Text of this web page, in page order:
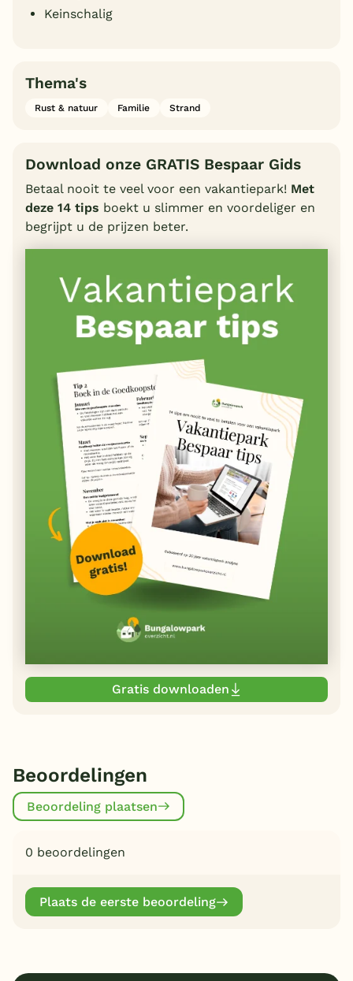
Keinschalig
Thema's
Rust & natuur Familie Strand
Download onze GRATIS Bespaar Gids
Betaal nooit te veel voor een vakantiepark! Met
deze 14 tips boekt u slimmer en voordeliger en
begrijpt u de prijzen beter.
Gratis downloaden
Beoordelingen
Beoordeling plaatsen
0 beoordelingen
Plaats de eerste beoordeling